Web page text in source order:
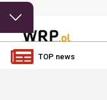
TOP news